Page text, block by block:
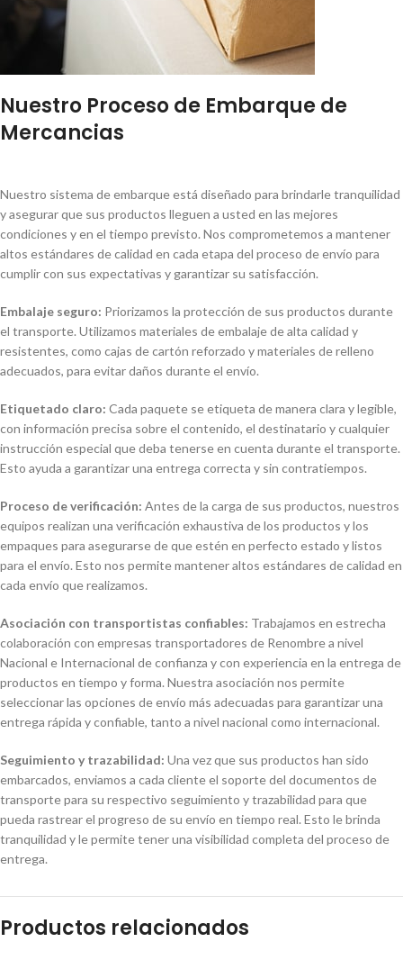
Nuestro Proceso de Embarque de
Mercancias
Nuestro sistema de embarque está diseñado para brindarle tranquilidad
y asegurar que sus productos lleguen a usted en las mejores
condiciones y en el tiempo previsto. Nos comprometemos a mantener
altos estándares de calidad en cada etapa del proceso de envío para
cumplir con sus expectativas y garantizar su satisfacción.
Embalaje seguro: Priorizamos la protección de sus productos durante
el transporte. Utilizamos materiales de embalaje de alta calidad y
resistentes, como cajas de cartón reforzado y materiales de relleno
adecuados, para evitar daños durante el envío.
Etiquetado claro: Cada paquete se etiqueta de manera clara y legible,
con información precisa sobre el contenido, el destinatario y cualquier
instrucción especial que deba tenerse en cuenta durante el transporte.
Esto ayuda a garantizar una entrega correcta y sin contratiempos.
Proceso de verificación: Antes de la carga de sus productos, nuestros
equipos realizan una verificación exhaustiva de los productos y los
empaques para asegurarse de que estén en perfecto estado y listos
para el envío. Esto nos permite mantener altos estándares de calidad en
cada envío que realizamos.
Asociación con transportistas confiables: Trabajamos en estrecha
colaboración con empresas transportadores de Renombre a nivel
Nacional e Internacional de confianza y con experiencia en la entrega de
productos en tiempo y forma. Nuestra asociación nos permite
seleccionar las opciones de envío más adecuadas para garantizar una
entrega rápida y confiable, tanto a nivel nacional como internacional.
Seguimiento y trazabilidad: Una vez que sus productos han sido
embarcados, enviamos a cada cliente el soporte del documentos de
transporte para su respectivo seguimiento y trazabilidad para que
pueda rastrear el progreso de su envío en tiempo real. Esto le brinda
tranquilidad y le permite tener una visibilidad completa del proceso de
entrega.
Productos relacionados